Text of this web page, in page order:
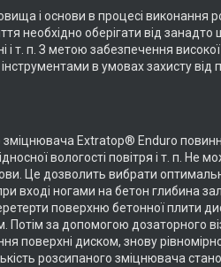
і основи в процесі виконання
необхідно оберігати від занадто
т. п. З метою забезпечення
в умовах захисту від
Extratop® Enduro
вологості повітря і т. п. Не
Це дозволить вибрати
вході ногами на бетон глибина
поверхню бетонної плити
за допомогою дозаторного
поверхні диском, знову
розсипаного зміцнювача